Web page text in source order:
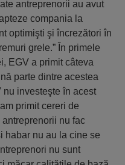
antreprenorii au avut
compania la
optimişti şi încrezători în
grele.” În primele
EGV a primit câteva
parte dintre acestea
nu investeşte în acest
primit cereri de
nu fac
habar nu au la cine se
nu sunt